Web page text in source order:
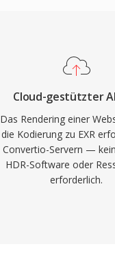
Cloud-gestützter
Das Rendering einer
die Kodierung zu EXR
Convertio-Servern —
HDR-Software oder
erforderlich.